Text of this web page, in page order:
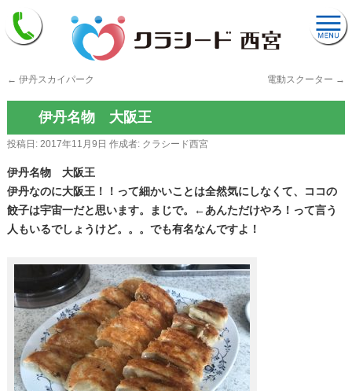
← 伊丹スカイパーク 電動スクーター →
伊丹名物 大阪王
投稿日: 2017年11月9日 作成者: クラシード西宮
伊丹名物 大阪王
伊丹なのに大阪王！！って細かいことは全然気にしなくて、ココの
餃子は宇宙一だと思います。まじで。←あんただけやろ！って言う
人もいるでしょうけど。。。でも有名なんですよ！